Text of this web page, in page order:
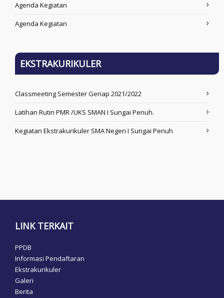
Agenda Kegiatan
Agenda Kegiatan
EKSTRAKURIKULER
Classmeeting Semester Genap 2021/2022
Latihan Rutin PMR /UKS SMAN I Sungai Penuh.
Kegiatan Ekstrakurikuler SMA Negeri I Sungai Penuh
LINK TERKAIT
PPDB
Informasi Pendaftaran
Ekstrakurikuler
Galeri
Berita